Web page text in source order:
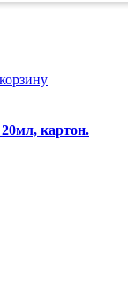
картон.